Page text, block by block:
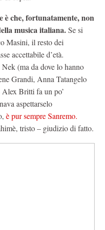
è che, fortunatamente, non
musica italiana.Se si
Masini, il resto dei
accettabile d’età.
(ma da dove lo hanno
Grandi, Anna Tatangelo
Alex Britti fa un po’
aspettarselo
è pur sempre Sanremo.
tristo – giudizio di fatto.